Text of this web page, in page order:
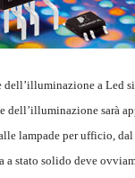
dell’illuminazione a Led
dell’illuminazione sarà
lampade per ufficio,
a stato solido deve